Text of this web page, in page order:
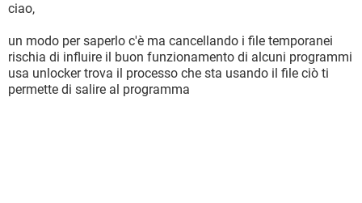
ciao,
un modo per saperlo c'è ma cancellando i file temporanei
rischia di influire il buon funzionamento di alcuni programmi
usa unlocker trova il processo che sta usando il file ciò ti
permette di salire al programma